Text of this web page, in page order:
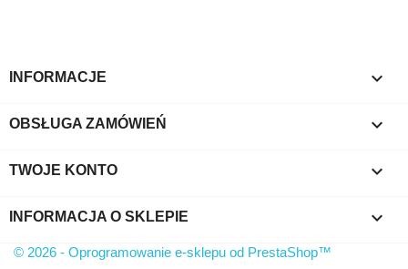
INFORMACJE 
OBSŁUGA ZAMÓWIEŃ 
TWOJE KONTO 
INFORMACJA O SKLEPIE keyboard_arrow_down
© 2026 - Oprogramowanie e-sklepu od PrestaShop™